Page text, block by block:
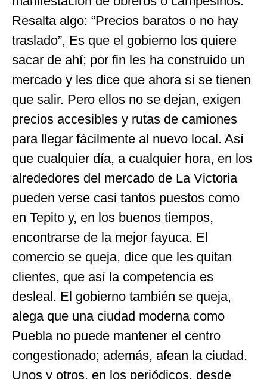
Resalta algo: “Precios baratos o no hay
traslado”, Es que el gobierno los quiere
sacar de ahí; por fin les ha construido un
mercado y les dice que ahora sí se tienen
que salir. Pero ellos no se dejan, exigen
precios accesibles y rutas de camiones
para llegar fácilmente al nuevo local. Así
que cualquier día, a cualquier hora, en los
alrededores del mercado de La Victoria
pueden verse casi tantos puestos como
en Tepito y, en los buenos tiempos,
encontrarse de la mejor fayuca. El
comercio se queja, dice que les quitan
clientes, que así la competencia es
desleal. El gobierno también se queja,
alega que una ciudad moderna como
Puebla no puede mantener el centro
congestionado; además, afean la ciudad.
Unos y otros, en los periódicos, desde